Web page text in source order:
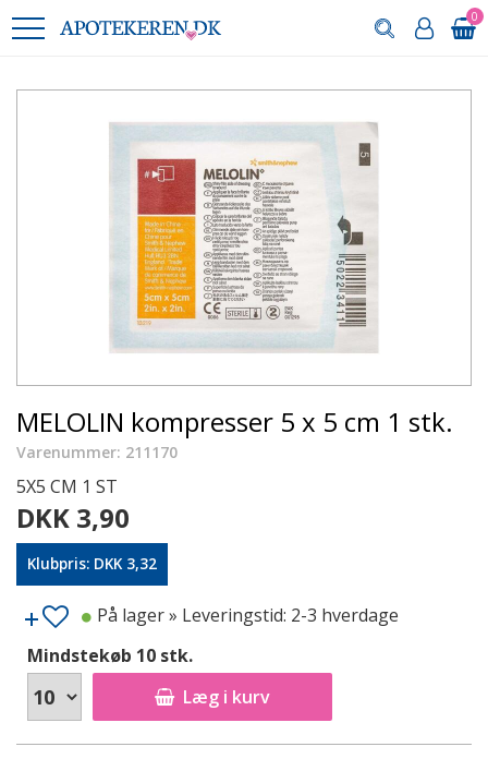
0
MELOLIN kompresser 5 x 5 cm 1 stk.
Varenummer: 211170
5X5 CM 1 ST
DKK 3,90
Klubpris: DKK 3,32
Mindstekøb 10 stk.
Læg i kurv
På lager» Leveringstid: 2-3 hverdage